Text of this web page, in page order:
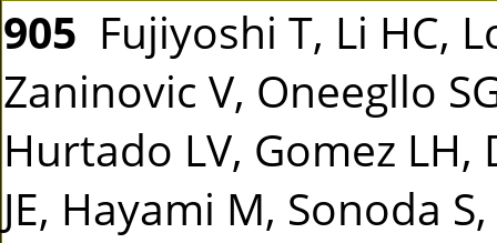
905 Fujiyoshi T, Li HC,
Zaninovic V, Oneegllo
Hurtado LV, Gomez
JE, Hayami M, Sonoda